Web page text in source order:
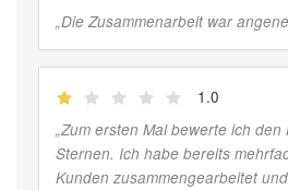
„Die Zusammenarbeit war
1.0
„Zum ersten Mal bewerte ich
Sternen. Ich habe bereits
Kunden zusammengearbeitet